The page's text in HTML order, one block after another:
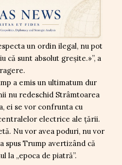
un ordin ilegal, nu pot
că sunt absolut greșite.»”, a
a emis un ultimatum dur
nu redeschid Strâmtoarea
ei se vor confrunta cu
electrice ale țării.
Nu vor avea poduri, nu vor
spus Trump avertizând că
la „epoca de piatră”.